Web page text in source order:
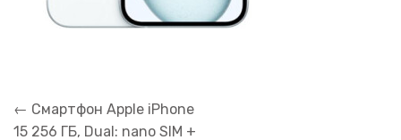
Навигация
по
← Смартфон Apple iPhone
15 256 ГБ, Dual: nano SIM +